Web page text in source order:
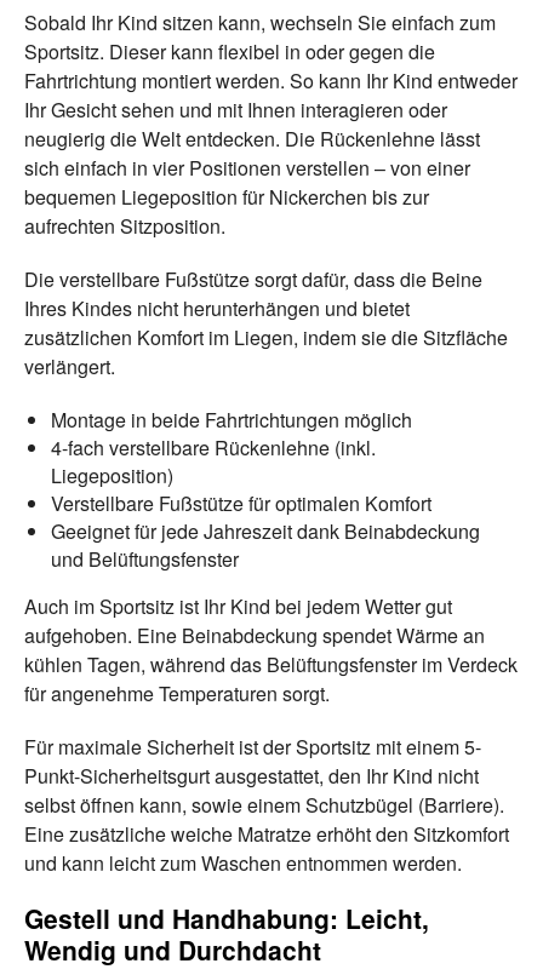
Sobald Ihr Kind sitzen kann, wechseln Sie einfach zum
Sportsitz. Dieser kann flexibel in oder gegen die
Fahrtrichtung montiert werden. So kann Ihr Kind entweder
Ihr Gesicht sehen und mit Ihnen interagieren oder
neugierig die Welt entdecken. Die Rückenlehne lässt
sich einfach in vier Positionen verstellen – von einer
bequemen Liegeposition für Nickerchen bis zur
aufrechten Sitzposition.
Die verstellbare Fußstütze sorgt dafür, dass die Beine
Ihres Kindes nicht herunterhängen und bietet
zusätzlichen Komfort im Liegen, indem sie die Sitzfläche
verlängert.
Montage in beide Fahrtrichtungen möglich
4-fach verstellbare Rückenlehne (inkl.
Liegeposition)
Verstellbare Fußstütze für optimalen Komfort
Geeignet für jede Jahreszeit dank Beinabdeckung
und Belüftungsfenster
Auch im Sportsitz ist Ihr Kind bei jedem Wetter gut
aufgehoben. Eine Beinabdeckung spendet Wärme an
kühlen Tagen, während das Belüftungsfenster im Verdeck
für angenehme Temperaturen sorgt.
Für maximale Sicherheit ist der Sportsitz mit einem 5-
Punkt-Sicherheitsgurt ausgestattet, den Ihr Kind nicht
selbst öffnen kann, sowie einem Schutzbügel (Barriere).
Eine zusätzliche weiche Matratze erhöht den Sitzkomfort
und kann leicht zum Waschen entnommen werden.
Gestell und Handhabung: Leicht,
Wendig und Durchdacht